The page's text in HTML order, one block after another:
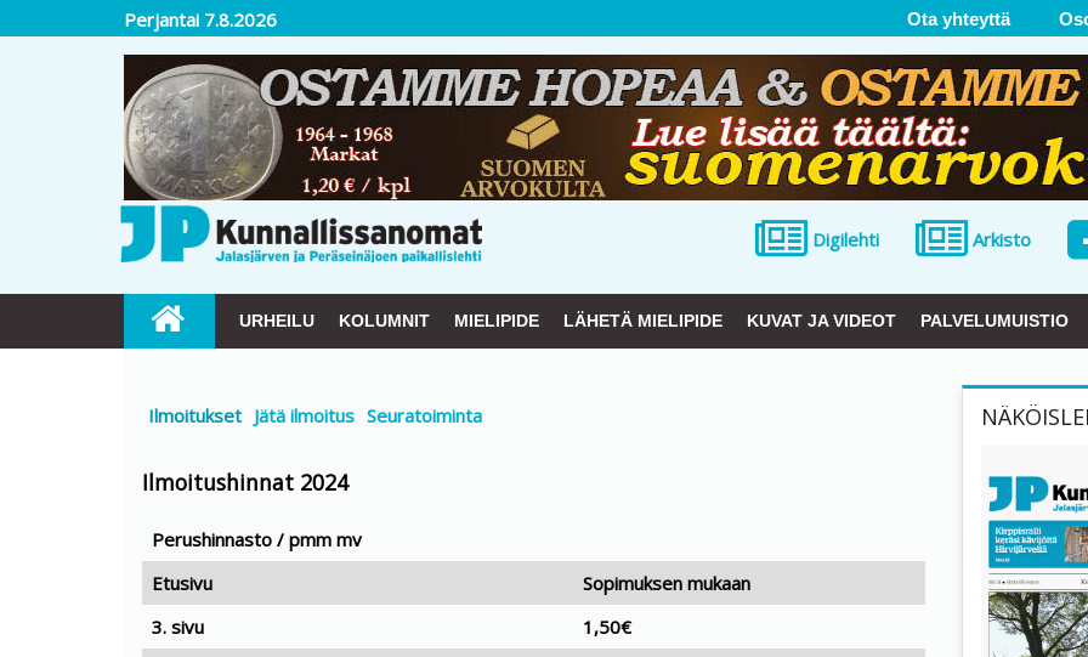
Perjantai 7.8.2026 Ota yhteyttä
Digilehti Arkisto
URHEILU KOLUMNIT MIELIPIDE LÄHETÄ MIELIPIDE KUVAT JA VIDEOT PALVELUMUISTIO
Ilmoitukset Jätä ilmoitus Seuratoiminta
Ilmoitushinnat 2024
Perushinnasto / pmm mv
Etusivu
Sopimuksen mukaan
3. sivu
1,50€